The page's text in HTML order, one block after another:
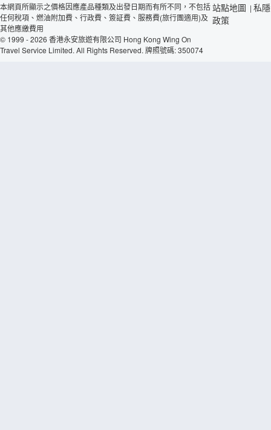
本網頁所顯示之價格因應產品種類及出發日期而有所不同，不包括
任何稅項、燃油附加費、行政費、簽証費、服務費(旅行團適用)及
其他應繳費用
© 1999 - 2026 香港永安旅遊有限公司 Hong Kong Wing On
Travel Service Limited. All Rights Reserved. 牌照號碼: 350074
站點地圖 | 私隱
政策